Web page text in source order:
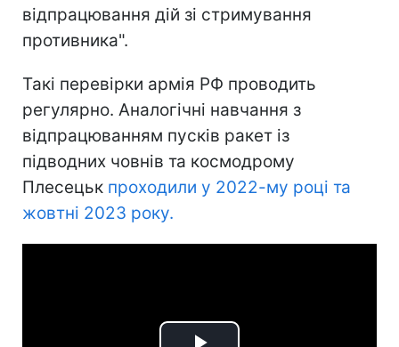
відпрацювання дій зі стримування
противника".
Такі перевірки армія РФ проводить
регулярно. Аналогічні навчання з
відпрацюванням пусків ракет із
підводних човнів та космодрому
Плесецьк проходили у 2022-му році та
жовтні 2023 року.